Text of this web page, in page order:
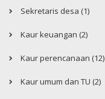
Sekretaris desa (1)
Kaur keuangan (2)
Kaur perencanaan (12)
Kaur umum dan TU (2)